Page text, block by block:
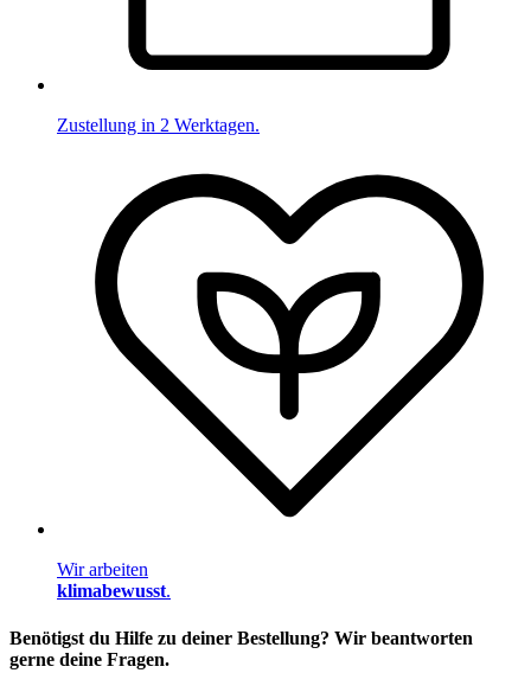
Zustellung in 2 Werktagen.
Wir arbeiten
klimabewusst.
Benötigst du Hilfe zu deiner Bestellung? Wir beantworten
gerne deine Fragen.